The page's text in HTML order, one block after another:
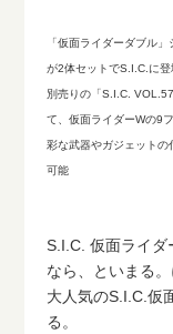
「仮面ライダーダブル
が2体セットでS.I.C.に
別売りの「S.I.C.
て、仮面ライダーWの9
彩な武器やガジェット
可能
S.I.C. 仮面ライダ
なら、といまる。
大人気のS.I.C.仮
る。